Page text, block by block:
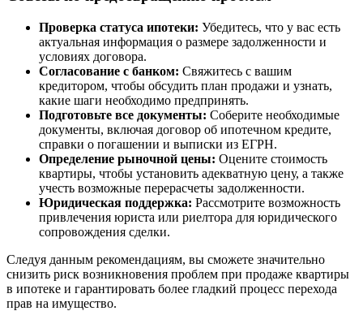
Проверка статуса ипотеки: Убедитесь, что у вас есть
актуальная информация о размере задолженности и
условиях договора.
Согласование с банком: Свяжитесь с вашим
кредитором, чтобы обсудить план продажи и узнать,
какие шаги необходимо предпринять.
Подготовьте все документы: Соберите необходимые
документы, включая договор об ипотечном кредите,
справки о погашении и выписки из ЕГРН.
Определение рыночной цены: Оцените стоимость
квартиры, чтобы установить адекватную цену, а также
учесть возможные перерасчеты задолженности.
Юридическая поддержка: Рассмотрите возможность
привлечения юриста или риелтора для юридического
сопровождения сделки.
Следуя данным рекомендациям, вы сможете значительно
снизить риск возникновения проблем при продаже квартиры
в ипотеке и гарантировать более гладкий процесс перехода
прав на имущество.